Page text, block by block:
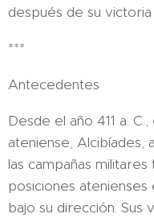
después de su
***
Antecedentes
Desde el año 411 a.
ateniense, Alcibíades,
las campañas
posiciones
bajo su dirección. Sus